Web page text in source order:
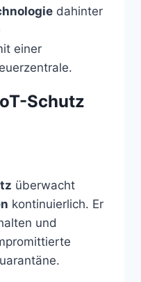
dahinter
einer
Schutz
überwacht
kontinuierlich. Er
und